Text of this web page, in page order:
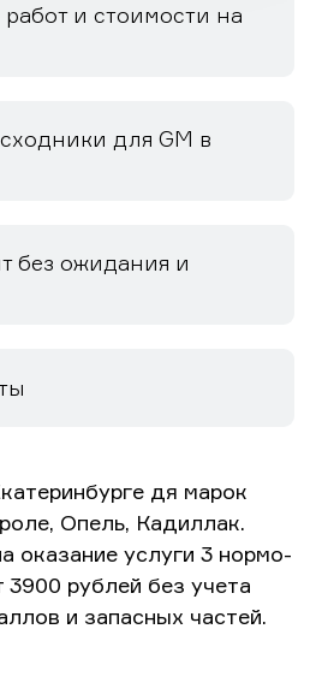
и стоимости на
для GM в
без ожидания и
дя марок
Опель, Кадиллак.
оказание услуги 3 нормо-
3900 рублей без учета
и запасных частей.